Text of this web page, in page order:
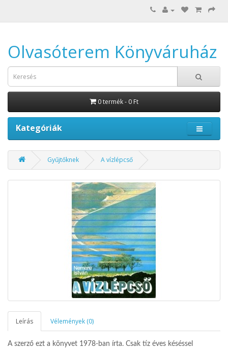
Olvasóterem Könyváruház
0 termék - 0 Ft
Kategóriák
Gyűjtőknek A vízlépcső
Leírás Vélemények (0)
A szerző ezt a könyvet 1978-ban írta. Csak tíz éves késéssel